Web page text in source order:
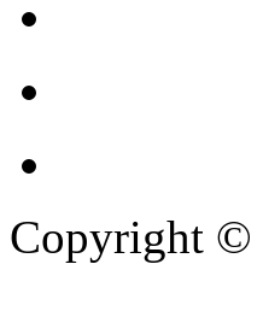
Copyright ©